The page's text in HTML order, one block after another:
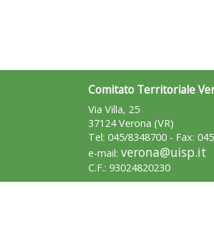
Comitato Territoriale
Via Villa, 25
37124 Verona (VR)
Tel: 045/8348700 - Fax:
e-mail: verona@uisp.it
C.F.: 93024820230